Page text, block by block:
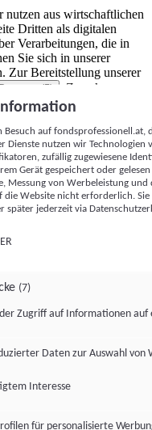
aus wirtschaftlichen
Dritten als digitalen
Verarbeitungen, die in
Sie sich in unserer
Zur Bereitstellung unserer
Partnern (5)
. Zwecke:
von Werbeleistung
Kennungen (z. B. login-
mit anderen
usw.) auf
ausgelesen werden, um es
App oder einer Webseite
der hier aufgeführten
Besuch auf
Dienste nutzen wir Technologien
zufällig zugewiesene
Gerät gespeichert oder
Messung von Werbeleistung
Website nicht erforderlich.
später jederzeit via
(7)
Zugriff auf Informationen auf
Daten zur Auswahl von
Interesse
für personalisierte